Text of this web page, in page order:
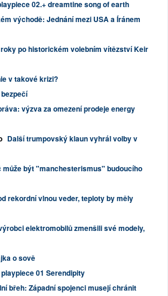
02.+ dreamtine song of earth
východě: Jednání mezi USA a Íránem
po historickém volebním vítězství Keir
v takové krizi?
výzva za omezení prodeje energy
Další trumpovský klaun vyhrál volby v
může být "manchesterismus" budoucího
rekordní vlnou veder, teploty by měly
elektromobilů zmenšili své modely,
o sově
playpiece 01 Serendipity
břeh: Západní spojenci musejí chránit